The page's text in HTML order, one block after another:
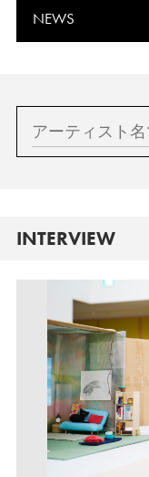
NEWS
INTERVIEW